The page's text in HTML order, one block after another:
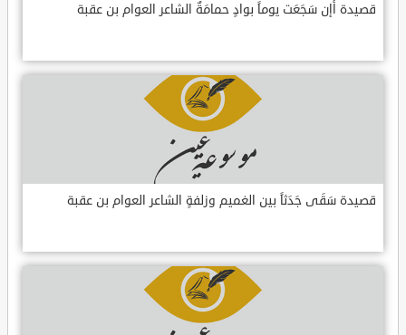
قصيدة أإن سَجَعَت يوماً بوادٍ حمامَةٌ الشاعر العوام بن عقبة
قصيدة سَقَى جَدَثاً بين الغميم وزلفةٍ الشاعر العوام بن عقبة